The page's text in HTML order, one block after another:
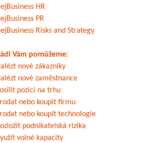
HR
PR
Risks and Strategy
Vám pomůžeme:
nové zákazníky
nové zaměstnance
pozici na trhu
nebo koupit firmu
nebo koupit technologie
podnikatelská rizika
volné kapacity